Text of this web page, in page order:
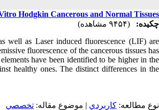
Hodgkin Cancerous and Normal Tissues
چکیده:
(۹۴۵۴ مشاهده)
well as Laser induced fluorescence (LIF) are
fluorescence of the cancerous tissues has
have been identified to be higher in the
healthy ones. The distinct differences in the
نوع مطالعه: كاربردي | موضوع مقاله: تخصصي